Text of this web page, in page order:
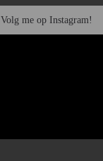
Volg me op Instagram!